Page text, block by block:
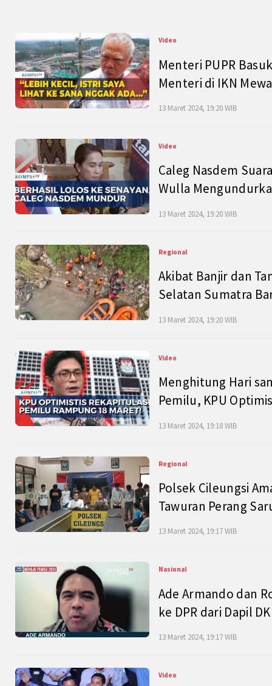
Video
Menteri PUPR
Menteri di IKN
13 Maret 2024, 19:20 WIB
Video
Caleg Nasdem
Wulla
13 Maret 2024, 19:20 WIB
Regional
Akibat Banjir dan
Selatan Sumatra
13 Maret 2024, 19:20 WIB
Video
Menghitung Hari
Pemilu, KPU
13 Maret 2024, 19:18 WIB
Regional
Polsek Cileungsi
Tawuran Perang
13 Maret 2024, 19:17 WIB
Nasional
Ade Armando dan
ke DPR dari Dapil
13 Maret 2024, 19:17 WIB
Video